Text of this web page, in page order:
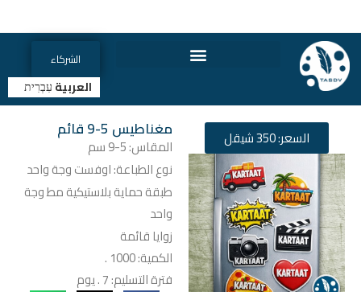
الشركاء
العربيةעִבְרִית
السعر: 350 شيقل مغناطيس 5-9 قائم
المقاس: 5-9 سم
نوع الطباعة: اوفست وجة واحد
طبقة حماية بلاستيكية مط وجة
واحد
زوايا قائمة
الكمية: 1000 .
فترة التسليم: 7 . يوم